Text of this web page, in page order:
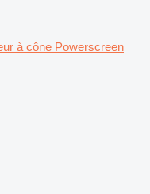
à cône Powerscreen